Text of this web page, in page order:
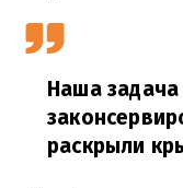
Наша задача
раскрыли